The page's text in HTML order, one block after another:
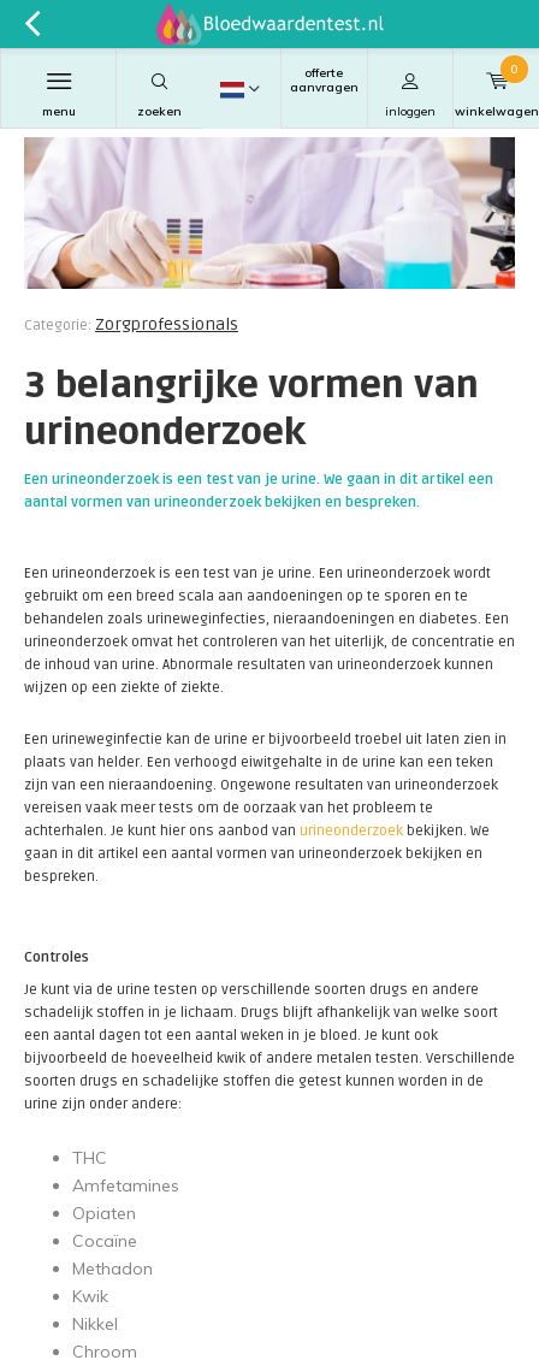
zoeken
offerte
aanvragen
inloggen
menu winkelwagen
0
Categorie: Zorgprofessionals
3 belangrijke vormen van
urineonderzoek
Een urineonderzoek is een test van je urine. We gaan in dit artikel een
aantal vormen van urineonderzoek bekijken en bespreken.
Een urineonderzoek is een test van je urine. Een urineonderzoek wordt
gebruikt om een breed scala aan aandoeningen op te sporen en te
behandelen zoals urineweginfecties, nieraandoeningen en diabetes. Een
urineonderzoek omvat het controleren van het uiterlijk, de concentratie en
de inhoud van urine. Abnormale resultaten van urineonderzoek kunnen
wijzen op een ziekte of ziekte.
Een urineweginfectie kan de urine er bijvoorbeeld troebel uit laten zien in
plaats van helder. Een verhoogd eiwitgehalte in de urine kan een teken
zijn van een nieraandoening. Ongewone resultaten van urineonderzoek
vereisen vaak meer tests om de oorzaak van het probleem te
achterhalen. Je kunt hier ons aanbod van urineonderzoek bekijken. We
gaan in dit artikel een aantal vormen van urineonderzoek bekijken en
bespreken.
Controles
Je kunt via de urine testen op verschillende soorten drugs en andere
schadelijk stoffen in je lichaam. Drugs blijft afhankelijk van welke soort
een aantal dagen tot een aantal weken in je bloed. Je kunt ook
bijvoorbeeld de hoeveelheid kwik of andere metalen testen. Verschillende
soorten drugs en schadelijke stoffen die getest kunnen worden in de
urine zijn onder andere:
THC
Amfetamines
Opiaten
Cocaïne
Methadon
Kwik
Nikkel
Chroom